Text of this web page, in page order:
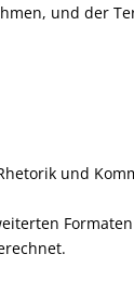
und der
und